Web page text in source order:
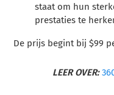
staat om hun
prestaties te
De prijs begint bij $99
LEER OVER: